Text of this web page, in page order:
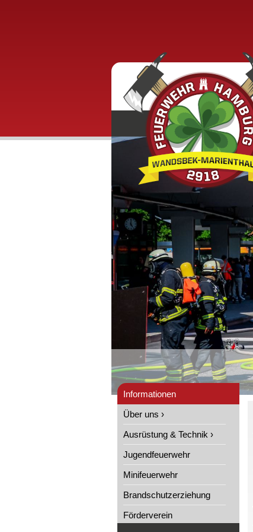
Informationen
Über uns ›
Ausrüstung & Technik ›
Jugendfeuerwehr
Minifeuerwehr
Brandschutzerziehung
Förderverein